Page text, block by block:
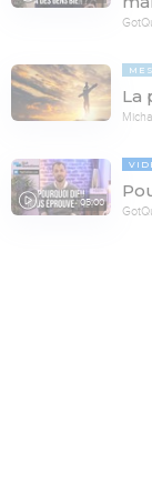
La
05:00